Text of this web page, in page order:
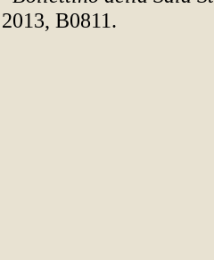
2013, B0811.